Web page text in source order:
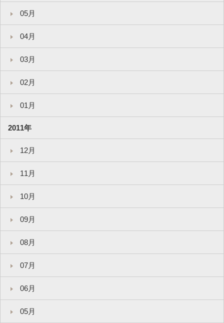
05月
04月
03月
02月
01月
2011年
12月
11月
10月
09月
08月
07月
06月
05月